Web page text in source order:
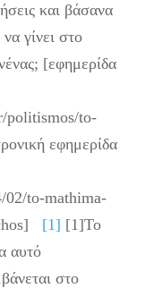
και βάσανα
να γίνει στο
[εφημερίδα
politismos/to-
εφημερίδα
02/to-mathima-
[1] [1]Το
αυτό
στο